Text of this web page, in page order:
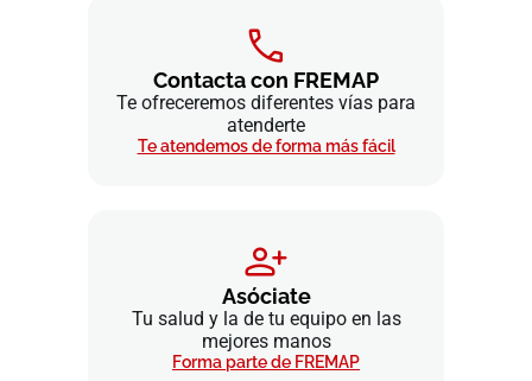
Contacta con FREMAP
Te ofreceremos diferentes vías para
atenderte
Te atendemos de forma más fácil
Asóciate
Tu salud y la de tu equipo en las
mejores manos
Forma parte de FREMAP